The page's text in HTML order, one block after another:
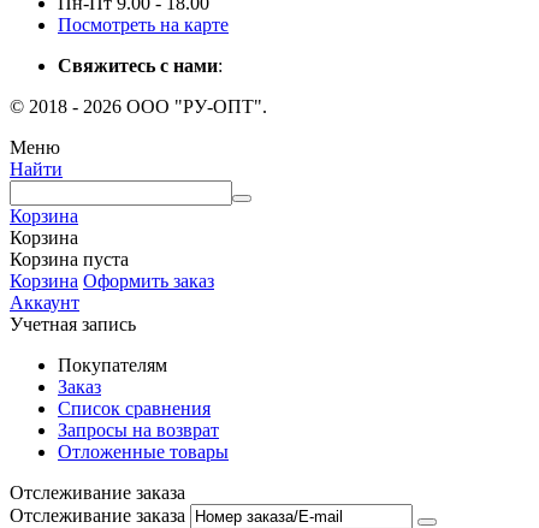
Посмотреть на карте
Свяжитесь с нами:
© 2018 - 2026 ООО "РУ-ОПТ".
Меню
Найти
Корзина
Корзина
Корзина пуста
Корзина Оформить заказ
Аккаунт
Учетная запись
Покупателям
Заказ
Список сравнения
Запросы на возврат
Отложенные товары
Отслеживание заказа
Отслеживание заказа